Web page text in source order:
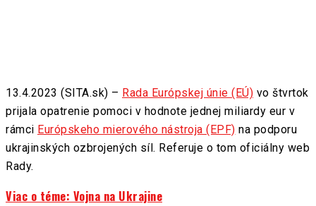
13.4.2023 (SITA.sk) – Rada Európskej únie (EÚ) vo štvrtok
prijala opatrenie pomoci v hodnote jednej miliardy eur v
rámci Európskeho mierového nástroja (EPF) na podporu
ukrajinských ozbrojených síl. Referuje o tom oficiálny web
Rady.
Viac o téme: Vojna na Ukrajine